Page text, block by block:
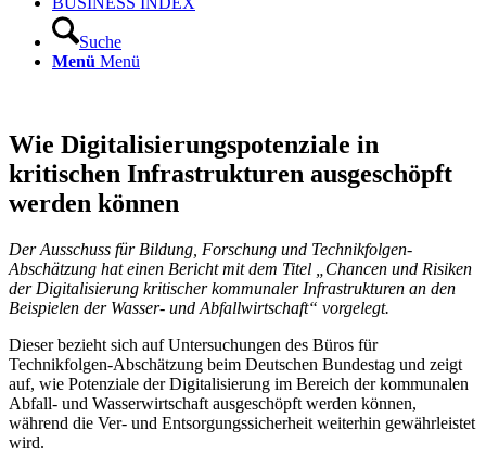
Suche
Menü Menü
Wie Digitalisierungspotenziale in
kritischen Infrastrukturen ausgeschöpft
werden können
Der Ausschuss für Bildung, Forschung und Technikfolgen-
Abschätzung hat einen Bericht mit dem Titel „Chancen und Risiken
der Digitalisierung kritischer kommunaler Infrastrukturen an den
Beispielen der Wasser- und Abfallwirtschaft“ vorgelegt.
Dieser bezieht sich auf Untersuchungen des Büros für
Technikfolgen-Abschätzung beim Deutschen Bundestag und zeigt
auf, wie Potenziale der Digitalisierung im Bereich der kommunalen
Abfall- und Wasserwirtschaft ausgeschöpft werden können,
während die Ver- und Entsorgungssicherheit weiterhin gewährleistet
wird.